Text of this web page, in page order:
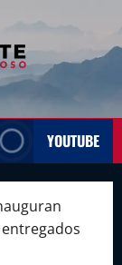
YOUTUBE